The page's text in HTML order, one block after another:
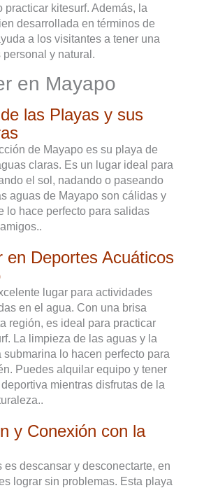
practicar kitesurf. Además, la
desarrollada en términos de
a los visitantes a tener una
y natural.
en Mayapo
las Playas y sus
de Mayapo es su playa de
claras. Es un lugar ideal para
el sol, nadando o paseando
aguas de Mayapo son cálidas y
lo hace perfecto para salidas
en Deportes Acuáticos
lugar para actividades
en el agua. Con una brisa
región, es ideal para practicar
La limpieza de las aguas y la
lo hacen perfecto para
Puedes alquilar equipo y tener
mientras disfrutas de la
y Conexión con la
es descansar y desconectarte, en
lograr sin problemas. Esta playa